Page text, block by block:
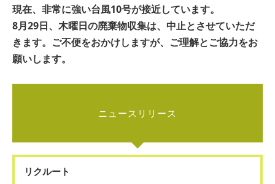
現在、非常に強い台風10号が接近しています。
8月29日、木曜日の廃棄物収集は、中止とさせていただ
きます。ご不便をおかけしますが、ご理解とご協力をお
願いします。
ニュースリリース
リクルート